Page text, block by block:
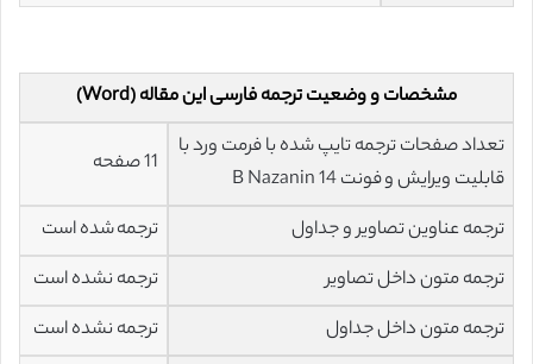
مشخصات و وضعیت ترجمه فارسی این مقاله (Word)
تعداد صفحات ترجمه تایپ شده با فرمت ورد با
قابلیت ویرایش و فونت 14 B Nazanin
11 صفحه
ترجمه عناوین تصاویر و جداول
ترجمه شده است
ترجمه متون داخل تصاویر
ترجمه نشده است
ترجمه متون داخل جداول
ترجمه نشده است